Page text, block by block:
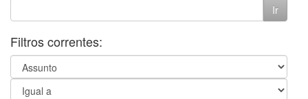
Filtros correntes: